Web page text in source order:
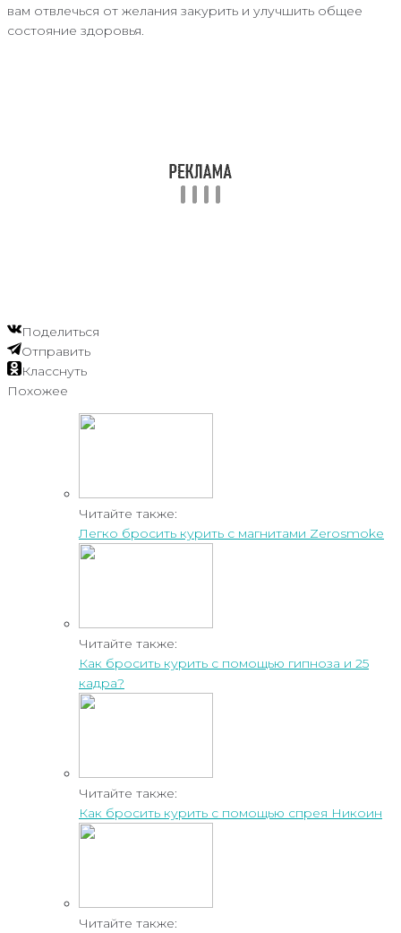
вам отвлечься от желания закурить и улучшить общее
состояние здоровья.
Поделиться
Отправить
Класснуть
Похожее
Читайте также:
Легко бросить курить с магнитами Zerosmoke
Читайте также:
Как бросить курить с помощью гипноза и 25
кадра?
Читайте также:
Как бросить курить с помощью спрея Никоин
Читайте также: